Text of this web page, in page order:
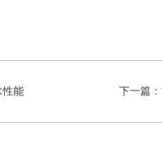
性能 下一篇：